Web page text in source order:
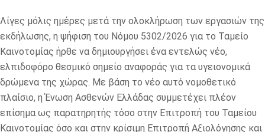
Λίγες μόλις ημέρες μετά την ολοκλήρωση των εργασιών της
εκδήλωσης, η ψήφιση του Νόμου 5302/2026 για το Ταμείο
Καινοτομίας ήρθε να δημιουργήσει ένα εντελώς νέο,
ελπιδοφόρο θεσμικό σημείο αναφοράς για τα υγειονομικά
δρώμενα της χώρας. Με βάση το νέο αυτό νομοθετικό
πλαίσιο, η Ένωση Ασθενών Ελλάδας συμμετέχει πλέον
επίσημα ως παρατηρητής τόσο στην Επιτροπή του Ταμείου
Καινοτομίας όσο και στην κρίσιμη Επιτροπή Αξιολόγησης και